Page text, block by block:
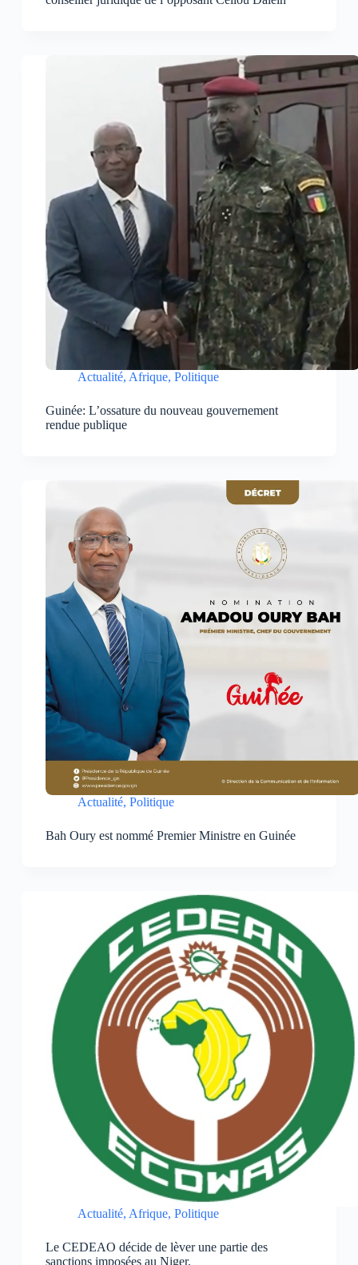
Actualité, Afrique, Politique
Guinée: L’ossature du nouveau gouvernement
rendue publique
Actualité, Politique
Bah Oury est nommé Premier Ministre en Guinée
Actualité, Afrique, Politique
Le CEDEAO décide de lèver une partie des
sanctions imposées au Niger.